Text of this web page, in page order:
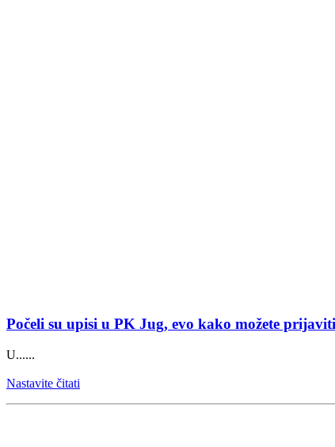
Počeli su upisi u PK Jug, evo kako možete
U......
Nastavite čitati